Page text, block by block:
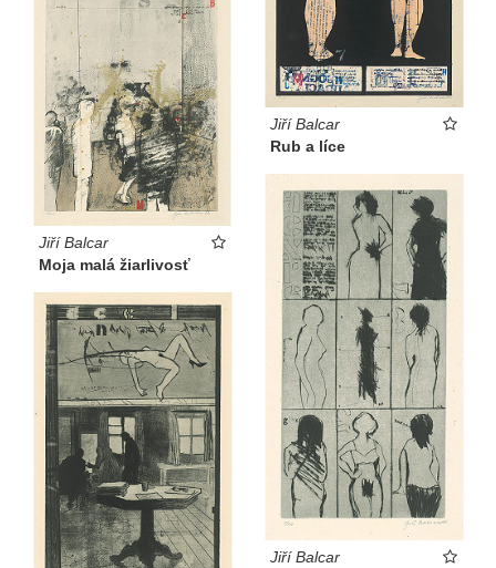
Jiří Balcar
Rub a líce
Jiří Balcar
Moja malá žiarlivosť
Jiří Balcar